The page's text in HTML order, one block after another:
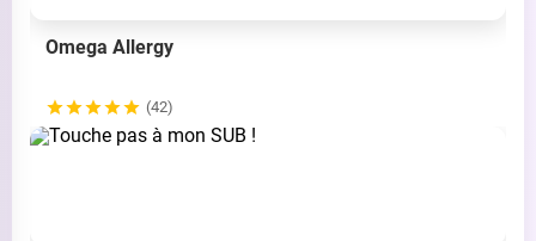
Omega Allergy
(42)